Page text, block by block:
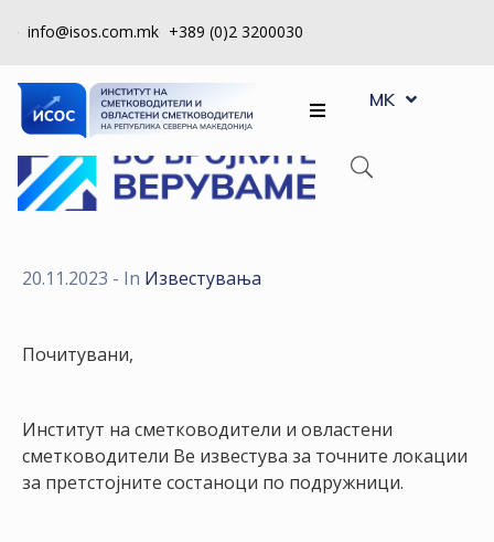
info@isos.com.mk +389 (0)2 3200030
ЗА
НАС
РЕГИСТРИ
КОНТРОЛА
СТАНАМ
ЧЛЕН
MK
SQ
20.11.2023 - In Известувања
Почитувани,
Институт на сметководители и овластени
сметководители Ве известува за точните локации
за претстојните состаноци по подружници.